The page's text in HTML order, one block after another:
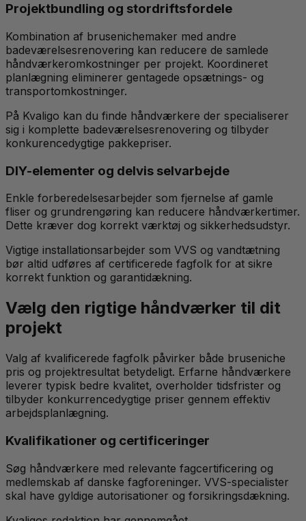
Projektbundling og stordriftsfordele
Kombination af brusenichemaker med andre
badeværelsesrenovering kan reducere de samlede
håndværkeromkostninger per projekt. Koordineret
planlægning eliminerer gentagede opsætnings- og
transportomkostninger.
På Kvaligo kan du finde håndværkere der specialiserer
sig i komplette badeværelsesrenovering og tilbyder
konkurencedygtige pakkepriser.
DIY-elementer og delvis selvarbejde
Enkle forberedelsesarbejder som fjernelse af gamle
fliser og grundrengøring kan reducere håndværkertimer.
Dette kræver dog korrekt værktøj og sikkerhedsudstyr.
Vigtige installationsarbejder som VVS og vandtætning
bør altid udføres af certificerede fagfolk for at sikre
korrekt funktion og garantidækning.
Vælg den rigtige håndværker til dit
projekt
Valg af kvalificerede fagfolk påvirker både bruseniche
pris og projektresultat betydeligt. Erfarne håndværkere
leverer typisk bedre kvalitet, overholder tidsfrister og
tilbyder konkurrencedygtige priser gennem effektiv
arbejdsplanlægning.
Kvalifikationer og certificeringer
Søg håndværkere med relevante fagcertificering og
medlemskab af danske fagforeninger. VVS-specialister
skal have gyldige autorisationer og forsikringsdækning.